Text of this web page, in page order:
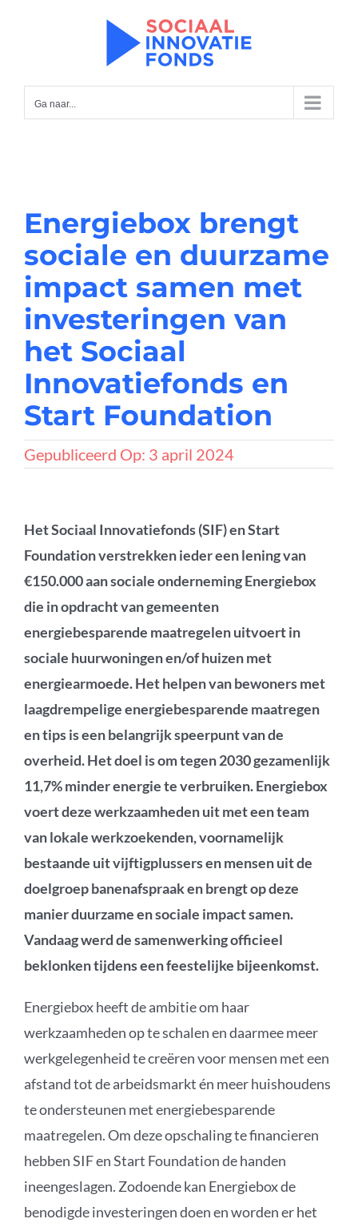
Ga naar...
Energiebox brengt
sociale en duurzame
impact samen met
investeringen van
het Sociaal
Innovatiefonds en
Start Foundation
Gepubliceerd Op: 3 april 2024
Het Sociaal Innovatiefonds (SIF) en Start
Foundation verstrekken ieder een lening van
€150.000 aan sociale onderneming Energiebox
die in opdracht van gemeenten
energiebesparende maatregelen uitvoert in
sociale huurwoningen en/of huizen met
energiearmoede. Het helpen van bewoners met
laagdrempelige energiebesparende maatregen
en tips is een belangrijk speerpunt van de
overheid. Het doel is om tegen 2030 gezamenlijk
11,7% minder energie te verbruiken. Energiebox
voert deze werkzaamheden uit met een team
van lokale werkzoekenden, voornamelijk
bestaande uit vijftigplussers en mensen uit de
doelgroep banenafspraak en brengt op deze
manier duurzame en sociale impact samen.
Vandaag werd de samenwerking officieel
beklonken tijdens een feestelijke bijeenkomst.
Energiebox heeft de ambitie om haar
werkzaamheden op te schalen en daarmee meer
werkgelegenheid te creëren voor mensen met een
afstand tot de arbeidsmarkt én meer huishoudens
te ondersteunen met energiebesparende
maatregelen. Om deze opschaling te financieren
hebben SIF en Start Foundation de handen
ineengeslagen. Zodoende kan Energiebox de
benodigde investeringen doen en worden er het